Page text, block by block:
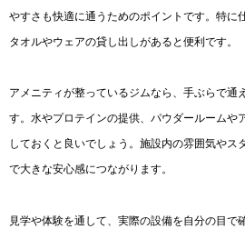
やすさも快適に通うためのポイントです。特に
タオルやウェアの貸し出しがあると便利です。
アメニティが整っているジムなら、手ぶらで通
す。水やプロテインの提供、パウダールームや
しておくと良いでしょう。施設内の雰囲気やス
で大きな安心感につながります。
見学や体験を通して、実際の設備を自分の目で